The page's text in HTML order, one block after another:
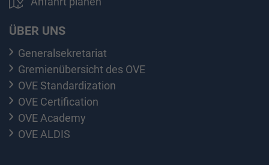
ÜBER UNS
Generalsekretariat
Gremienübersicht des OVE
OVE Standardization
OVE Certification
OVE Academy
OVE ALDIS